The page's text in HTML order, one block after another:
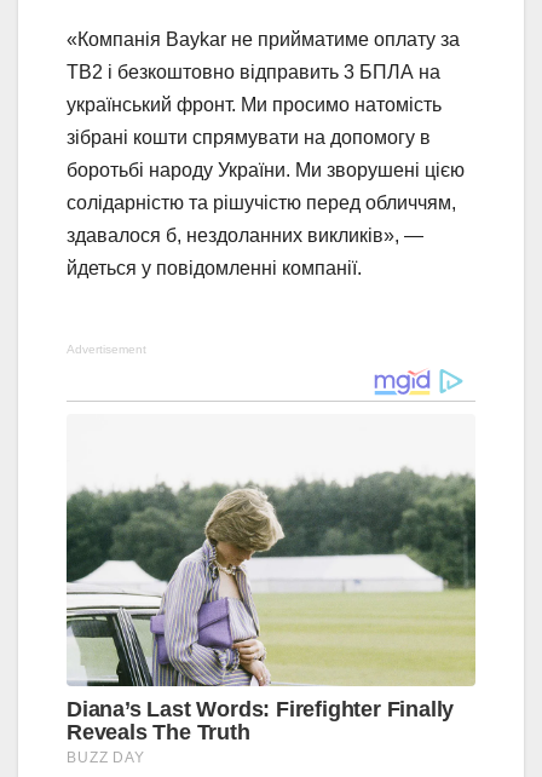
«Компанія Baykar не прийматиме оплату за
TB2 і безкоштовно відправить 3 БПЛА на
український фронт. Ми просимо натомість
зібрані кошти спрямувати на допомогу в
боротьбі народу України. Ми зворушені цією
солідарністю та рішучістю перед обличчям,
здавалося б, нездоланних викликів», —
йдеться у повідомленні компанії.
Advertisement